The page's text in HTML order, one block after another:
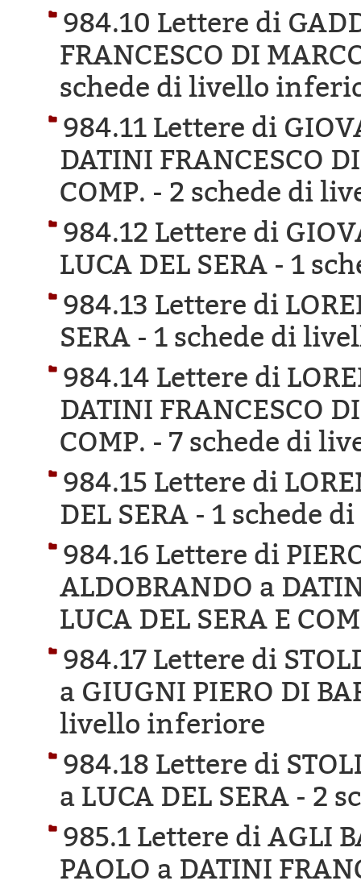
984.10 Lettere di
FRANCESCO DI
schede di livello
984.11 Lettere di
DATINI FRANCESCO
COMP. - 2 schede di
984.12 Lettere di
LUCA DEL SERA - 1
984.13 Lettere di
SERA - 1 schede di
984.14 Lettere di
DATINI FRANCESCO
COMP. - 7 schede di
984.15 Lettere di
DEL SERA - 1 schede
984.16 Lettere di
ALDOBRANDO a
LUCA DEL SERA E
984.17 Lettere di
a GIUGNI PIERO DI
livello inferiore
984.18 Lettere di
a LUCA DEL SERA - 2
985.1 Lettere di AGLI
PAOLO a DATINI